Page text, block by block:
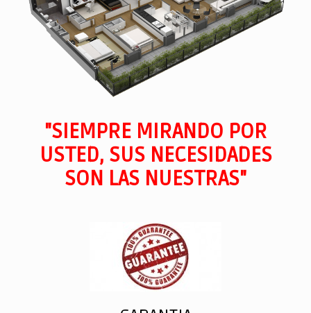
"SIEMPRE MIRANDO POR
USTED, SUS NECESIDADES
SON LAS NUESTRAS"